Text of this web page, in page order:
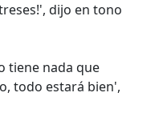
dijo en tono
tiene nada que
todo estará bien',